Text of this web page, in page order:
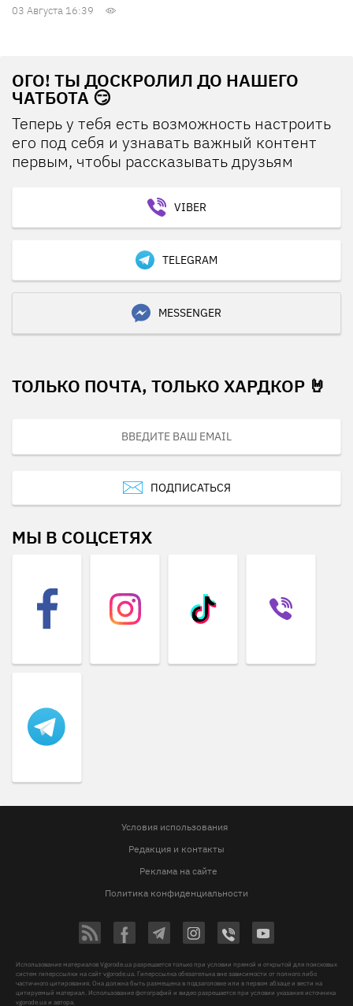
03 Августа 16:39
ОГО! ТЫ ДОСКРОЛИЛ ДО НАШЕГО
ЧАТБОТА 😏
Теперь у тебя есть возможность настроить
его под себя и узнавать важный контент
первым, чтобы рассказывать друзьям
VIBER
TELEGRAM
MESSENGER
ТОЛЬКО ПОЧТА, ТОЛЬКО ХАРДКОР 🤘
ПОДПИСАТЬСЯ
МЫ В СОЦСЕТЯХ
Условия использования
Редакция и контакты
Реклама на сайте
Политика конфиденциальности
Использование материалов Vgorode.ua разрешается только при условии прямой и открытой для поисковых
систем гиперссылки на сайт vgorode.ua. Гиперссылка обязательна вне зависимости от полного либо
частичного цитирования. Она должна быть размещена в подзаголовке или в первом абзаце и вести на
цитируемый материал. Использование фотографий и видео разрешается при условии указания источника
vgorode.ua и автора.